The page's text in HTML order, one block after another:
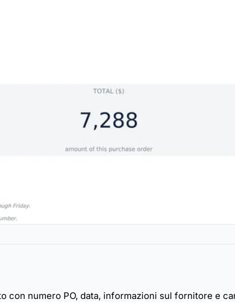
con numero PO, data, informazioni sul fornitore e